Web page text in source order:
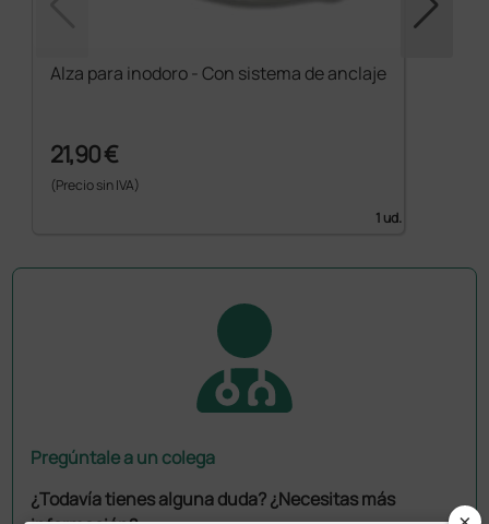
Alza para inodoro - Con sistema de anclaje
21,90 €
(Precio sin IVA)
1 ud.
Pregúntale a un colega
¿Todavía tienes alguna duda? ¿Necesitas más